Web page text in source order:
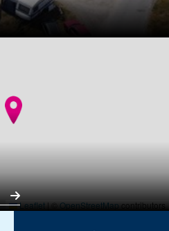
Leaflet|©OpenStreetMapcontributors